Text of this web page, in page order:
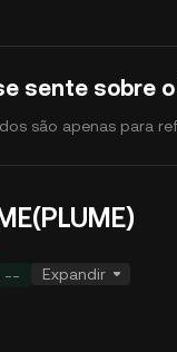
sente sobre o
são apenas para
-- Expandir